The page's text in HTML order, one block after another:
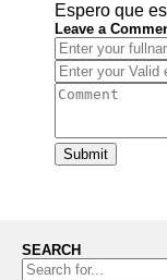
Espero que
Leave a
Submit
SEARCH